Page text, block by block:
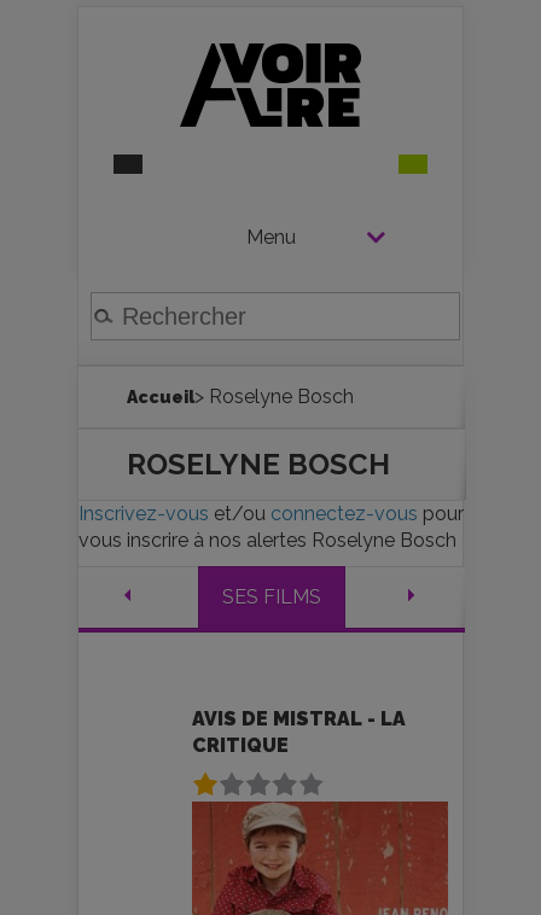
Menu
Accueil> Roselyne Bosch
ROSELYNE BOSCH
Inscrivez-vous et/ou connectez-vous pour
vous inscrire à nos alertes Roselyne Bosch
SES FILMS
AVIS DE MISTRAL - LA
CRITIQUE